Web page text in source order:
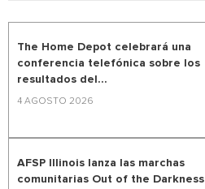
The Home Depot celebrará una
conferencia telefónica sobre los
resultados del...
4 AGOSTO 2026
AFSP Illinois lanza las marchas
comunitarias Out of the Darkness